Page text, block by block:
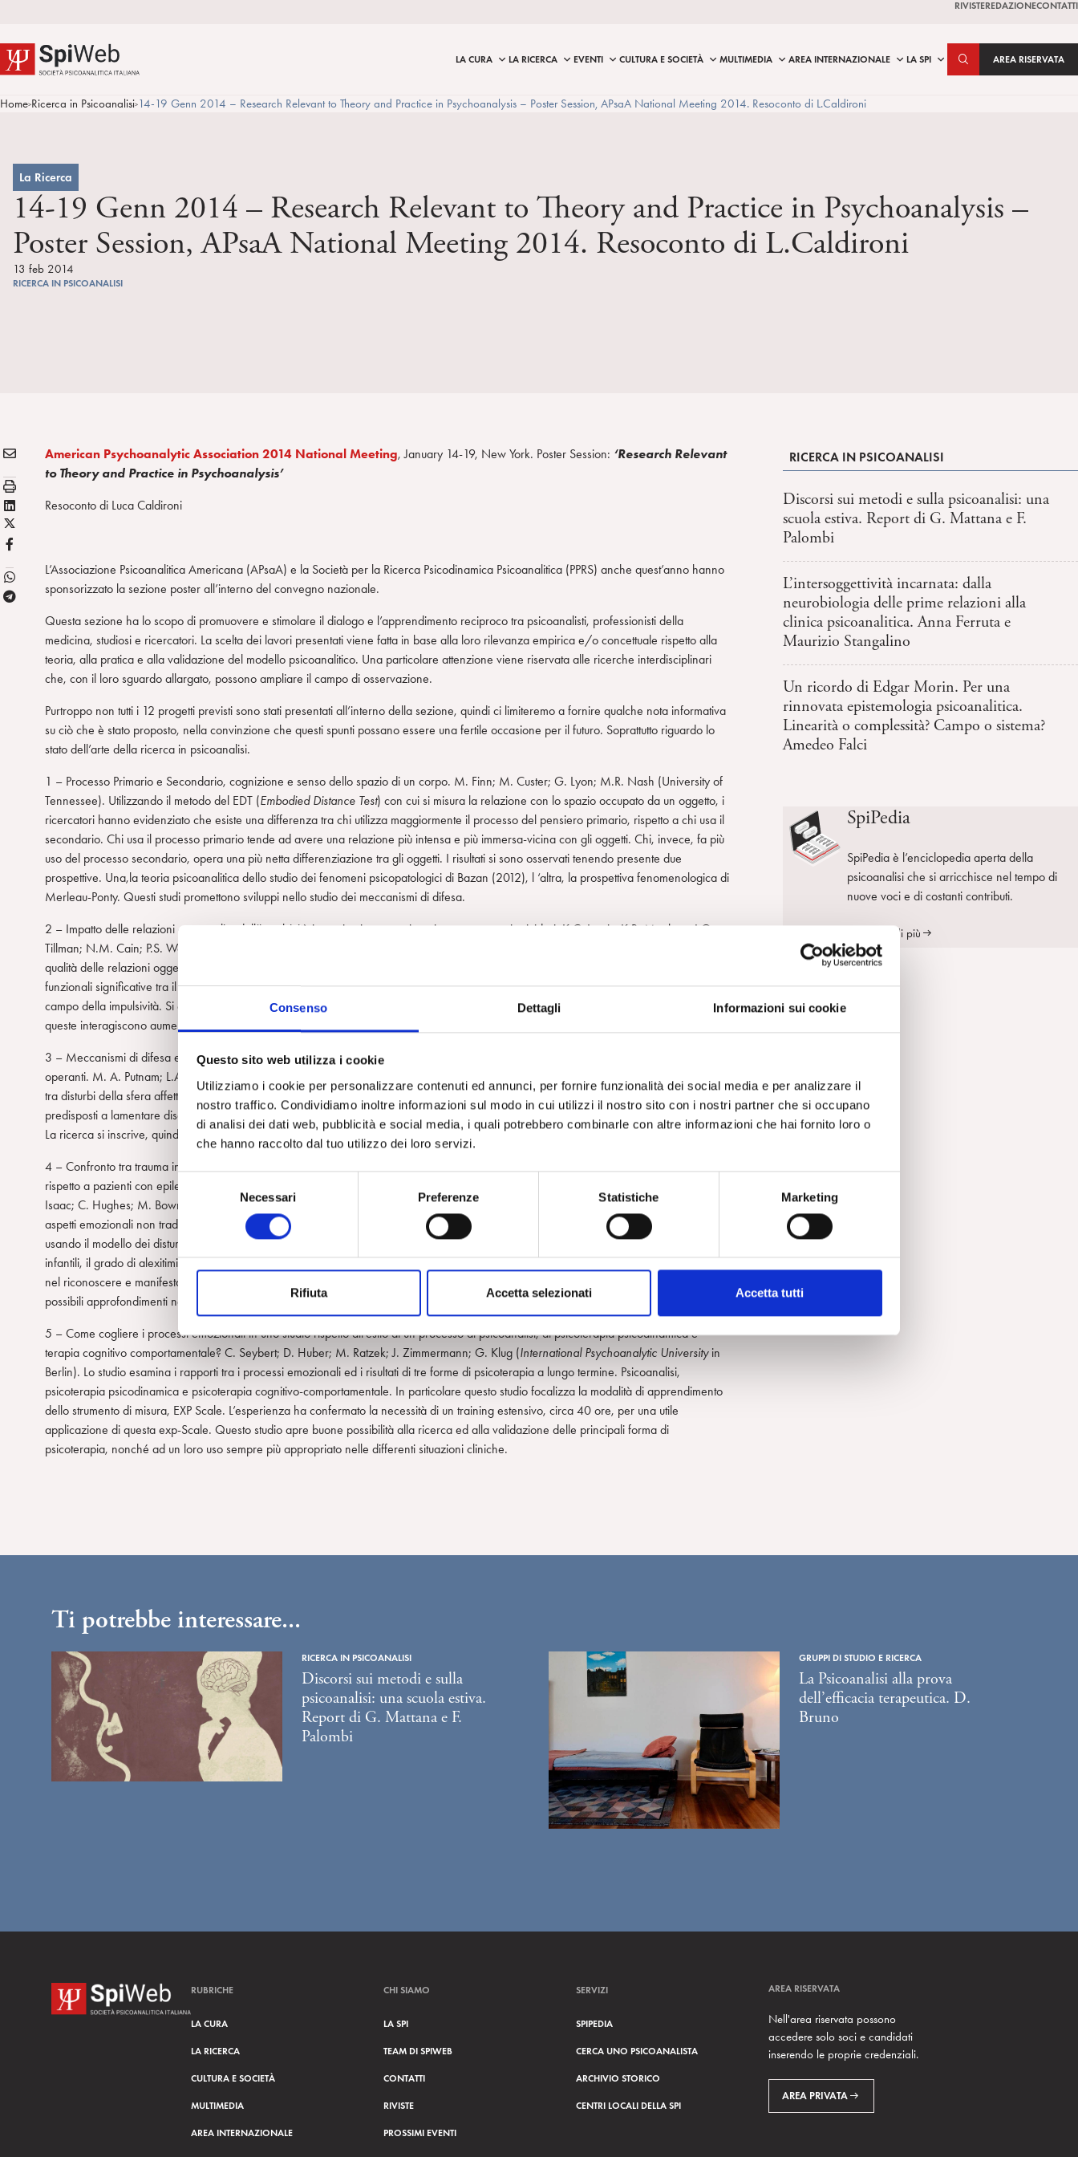
Consenso Dettagli Informazioni sui cookie
Questo sito web utilizza i cookie
Utilizziamo i cookie per personalizzare contenuti ed annunci, per fornire funzionalità dei social media e per analizzare il
nostro traffico. Condividiamo inoltre informazioni sul modo in cui utilizzi il nostro sito con i nostri partner che si occupano
di analisi dei dati web, pubblicità e social media, i quali potrebbero combinarle con altre informazioni che hai fornito loro o
che hanno raccolto dal tuo utilizzo dei loro servizi.
l
z
e
d
e
l
c
o
n
Necessari Preferenze Statistiche Marketing
Rifiuta Accetta selezionati Accetta tutti
RIVISTEREDAZIONECONTATTI
LA CURA LA RICERCA EVENTI CULTURA E SOCIETÀ MULTIMEDIA AREA INTERNAZIONALE LA SPI AREA RISERVATA
Home>Ricerca in Psicoanalisi> 14-19 Genn 2014 – Research Relevant to Theory and Practice in Psychoanalysis – Poster Session, APsaA National Meeting 2014. Resoconto di L.Caldironi
La Ricerca
14-19 Genn 2014 – Research Relevant to Theory and Practice in Psychoanalysis –
Poster Session, APsaA National Meeting 2014. Resoconto di L.Caldironi
13 feb 2014
RICERCA IN PSICOANALISI
Condividi:
E
A
I
L
S
t
a
m
a
L
i
n
e
d
X
/
w
i
F
T
American Psychoanalytic Association 2014 National Meeting, January 14-19, New York. Poster Session: ‘Research Relevant
to Theory and Practice in Psychoanalysis’
Resoconto di Luca Caldironi
L’Associazione Psicoanalitica Americana (APsaA) e la Società per la Ricerca Psicodinamica Psicoanalitica (PPRS) anche quest’anno hanno
sponsorizzato la sezione poster all’interno del convegno nazionale.
Questa sezione ha lo scopo di promuovere e stimolare il dialogo e l’apprendimento reciproco tra psicoanalisti, professionisti della
medicina, studiosi e ricercatori. La scelta dei lavori presentati viene fatta in base alla loro rilevanza empirica e/o concettuale rispetto alla
teoria, alla pratica e alla validazione del modello psicoanalitico. Una particolare attenzione viene riservata alle ricerche interdisciplinari
che, con il loro sguardo allargato, possono ampliare il campo di osservazione.
Purtroppo non tutti i 12 progetti previsti sono stati presentati all’interno della sezione, quindi ci limiteremo a fornire qualche nota informativa
su ciò che è stato proposto, nella convinzione che questi spunti possano essere una fertile occasione per il futuro. Soprattutto riguardo lo
stato dell’arte della ricerca in psicoanalisi.
1 – Processo Primario e Secondario, cognizione e senso dello spazio di un corpo. M. Finn; M. Custer; G. Lyon; M.R. Nash (University of
Tennessee). Utilizzando il metodo del EDT (Embodied Distance Test) con cui si misura la relazione con lo spazio occupato da un oggetto, i
ricercatori hanno evidenziato che esiste una differenza tra chi utilizza maggiormente il processo del pensiero primario, rispetto a chi usa il
secondario. Chi usa il processo primario tende ad avere una relazione più intensa e più immersa-vicina con gli oggetti. Chi, invece, fa più
uso del processo secondario, opera una più netta differenziazione tra gli oggetti. I risultati si sono osservati tenendo presente due
prospettive. Una,la teoria psicoanalitica dello studio dei fenomeni psicopatologici di Bazan (2012), l ‘altra, la prospettiva fenomenologica di
Merleau-Ponty. Questi studi promettono sviluppi nello studio dei meccanismi di difesa.
2 – Impatto delle relazioni oggettuali e dell’impulsività in pazienti con persistenti comportamenti suicidari. K.C. Lewis; K.B. Meehan; J.G.
Tillman; N.M. Cain; P.S. Wong. (
qualità delle relazioni oggettuali e del tasso di impulsività nel persistente comportamento suicidario. Non si sono riscontrate correlazioni
funzionali significative tra il tipo di relazioni oggettuali e questo comportamento, così come non si sono evidenziate differenze neppure nel
campo della impulsività. Si è evidenziata, invece, una interazione che coinvolge le relazioni oggettuali assieme all’impulsività. Quando
queste interagiscono aumenta il numero (frequenza) degli atteggiamenti suicidari.
3 – Meccanismi di difesa e espressioni di deficit riguardo la sfera cognitiva: valutare i disagi cognitivi, rispetto ai meccanismi di difesa
operanti. M. A. Putnam; L.A. Tiersky; B.D. Freer; M.A. Pievsky (
tra disturbi della sfera affettiva ed esperienza di deficit cognitivi. Si è evidenziato che pazienti che soffrivano di disturbi affettivi erano più
predisposti a lamentare disagi nella sfera cognitiva. Questo dato era, inoltre, relativamente modificabile dalle reali performances cognitive.
La ricerca si inscrive, quindi, nella possibilità di prevedere possibili disagi all’interno di un particolare tipo di popolazione.
4 – Confronto tra trauma infantili, Alexitimia e meccanismi di difesa, in pazienti con disturbi di origine psicologica senza attacchi epilettici,
rispetto a pazienti con epilessia: implicazioni riguardo l’eziologia dei disturbi da conversione. M.J. Kaplan; A.K. Dwivedi; M.D. Privitera; K.
Isaac; C. Hughes; M. Bowman (
University of Cincinnati
). Lo studio parte considerando che i disturbi di conversione sono il risultato di
aspetti emozionali non traducibili in parole o riconoscibili razionalmente. Si è cercato di caratterizzare i soggetti con disturbi di conversione
usando il modello dei disturbi di origine psicologica senza attacchi epilettici rispetto a quelli con epilessia. Si sono indagati, inoltre, i traumi
infantili, il grado di alexitimia e l’evoluzione dei meccanismi di difesa impiegati. Si è evidenziata una significativa differenza tra i due gruppi
nel riconoscere e manifestare i sentimenti, ma non vi è stata rilevanza riguardo l’ evoluzione dei meccanismi di difesa. Questo apre
possibili approfondimenti nello studio dei disturbi di conversione.
5 – Come cogliere i processi emozionali in uno studio rispetto all’esito di un processo di psicoanalisi, di psicoterapia psicodinamica e
terapia cognitivo comportamentale? C. Seybert; D. Huber; M. Ratzek; J. Zimmermann; G. Klug (International Psychoanalytic Universityin
Berlin). Lo studio esamina i rapporti tra i processi emozionali ed i risultati di tre forme di psicoterapia a lungo termine. Psicoanalisi,
psicoterapia psicodinamica e psicoterapia cognitivo-comportamentale. In particolare questo studio focalizza la modalità di apprendimento
dello strumento di misura, EXP Scale. L’esperienza ha confermato la necessità di un training estensivo, circa 40 ore, per una utile
applicazione di questa exp-Scale. Questo studio apre buone possibilità alla ricerca ed alla validazione delle principali forma di
psicoterapia, nonché ad un loro uso sempre più appropriato nelle differenti situazioni cliniche.
RICERCA IN PSICOANALISI
Discorsi sui metodi e sulla psicoanalisi: una
scuola estiva. Report di G. Mattana e F.
Palombi
L’intersoggettività incarnata: dalla
neurobiologia delle prime relazioni alla
clinica psicoanalitica. Anna Ferruta e
Maurizio Stangalino
Un ricordo di Edgar Morin. Per una
rinnovata epistemologia psicoanalitica.
Linearità o complessità? Campo o sistema?
Amedeo Falci
SpiPedia
SpiPedia è l’enciclopedia aperta della
psicoanalisi che si arricchisce nel tempo di
nuove voci e di costanti contributi.
Scopri di più
Ti potrebbe interessare...
RICERCA IN PSICOANALISI
Discorsi sui metodi e sulla
psicoanalisi: una scuola estiva.
Report di G. Mattana e F.
Palombi
GRUPPI DI STUDIO E RICERCA
La Psicoanalisi alla prova
dell’efficacia terapeutica. D.
Bruno
RUBRICHE
LA CURA
LA RICERCA
CULTURA E SOCIETÀ
MULTIMEDIA
AREA INTERNAZIONALE
CHI SIAMO
LA SPI
TEAM DI SPIWEB
CONTATTI
RIVISTE
PROSSIMI EVENTI
SERVIZI
SPIPEDIA
CERCA UNO PSICOANALISTA
ARCHIVIO STORICO
CENTRI LOCALI DELLA SPI
AREA RISERVATA
Nell'area riservata possono
accedere solo soci e candidati
inserendo le proprie credenziali.
AREA PRIVATA